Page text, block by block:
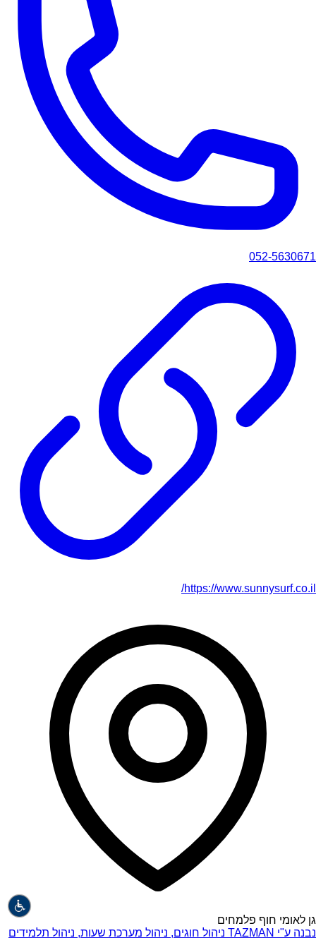
052-5630671
https://www.sunnysurf.co.il/
גן לאומי חוף פלמחים
נבנה ע"י TAZMAN ניהול חוגים, ניהול מערכת שעות, ניהול תלמידים